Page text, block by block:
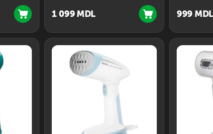
1 099 MDL ‍999‍ MDL